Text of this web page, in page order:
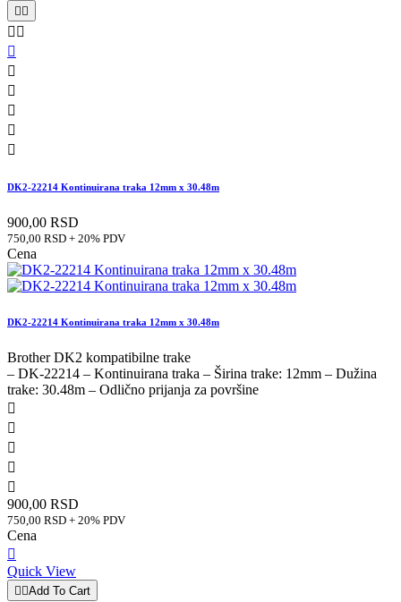
 
 






DK2-22214 Kontinuirana traka 12mm x 30.48m
900,00 RSD
750,00 RSD + 20% PDV
Cena
DK2-22214 Kontinuirana traka 12mm x 30.48m
Brother DK2 kompatibilne trake
– DK-22214 – Kontinuirana traka – Širina trake: 12mm – Dužina
trake: 30.48m – Odlično prijanja za površine





900,00 RSD
750,00 RSD + 20% PDV
Cena

Quick View
 Add To Cart